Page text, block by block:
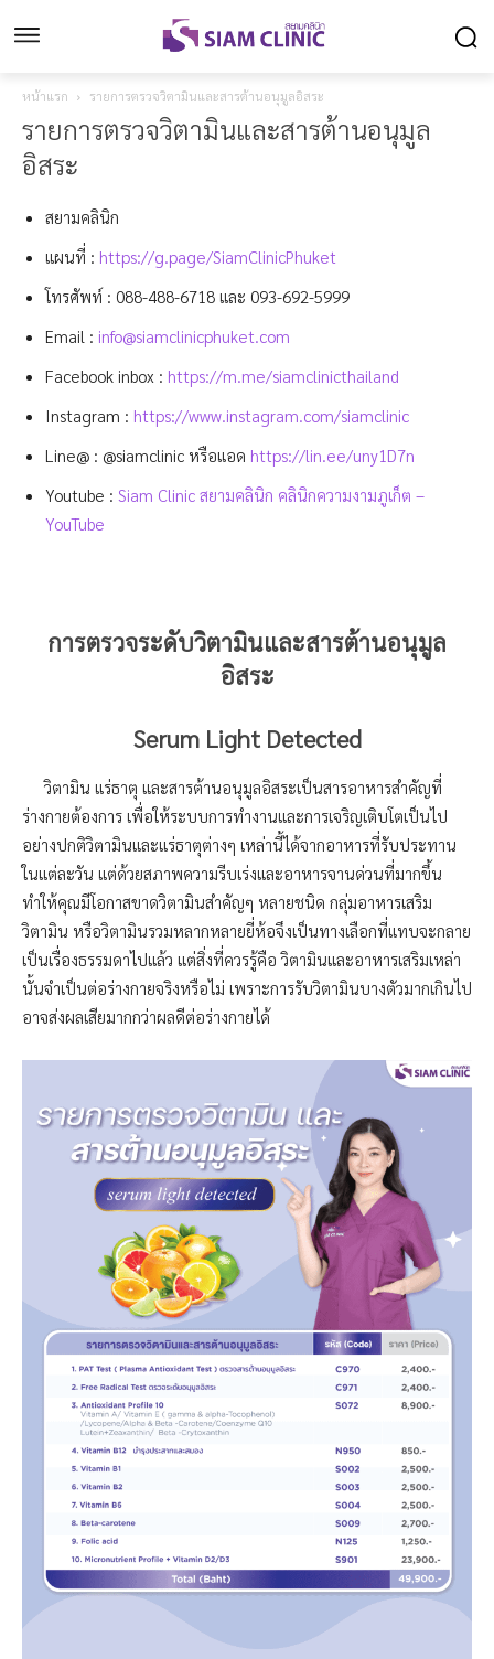
หน้าแรก รายการตรวจวิตามินและสารต้านอนุมูลอิสระ
รายการตรวจวิตามินและสารต้านอนุมูล
อิสระ
สยามคลินิก
แผนที่ : https://g.page/SiamClinicPhuket
โทรศัพท์ : 088-488-6718 และ 093-692-5999
Email : info@siamclinicphuket.com
Facebook inbox : https://m.me/siamclinicthailand
Instagram : https://www.instagram.com/siamclinic
Line@ : @siamclinic หรือแอด https://lin.ee/uny1D7n
Youtube : Siam Clinic สยามคลินิก คลินิกความงามภูเก็ต –
YouTube
การตรวจระดับวิตามินและสารต้านอนุมูล
อิสระ
Serum Light Detected
วิตามิน แร่ธาตุ และสารต้านอนุมูลอิสระเป็นสารอาหารสำคัญที่
ร่างกายต้องการ เพื่อให้ระบบการทำงานและการเจริญเติบโตเป็นไป
อย่างปกติวิตามินและแร่ธาตุต่างๆ เหล่านี้ได้จากอาหารที่รับประทาน
ในแต่ละวัน แต่ด้วยสภาพความรีบเร่งและอาหารจานด่วนที่มากขึ้น
ทำให้คุณมีโอกาสขาดวิตามินสำคัญๆ หลายชนิด กลุ่มอาหารเสริม
วิตามิน หรือวิตามินรวมหลากหลายยี่ห้อจึงเป็นทางเลือกที่แทบจะกลาย
เป็นเรื่องธรรมดาไปแล้ว แต่สิ่งที่ควรรู้คือ วิตามินและอาหารเสริมเหล่า
นั้นจำเป็นต่อร่างกายจริงหรือไม่ เพราะการรับวิตามินบางตัวมากเกินไป
อาจส่งผลเสียมากกว่าผลดีต่อร่างกายได้